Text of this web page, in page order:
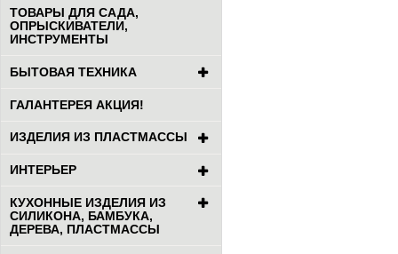
ТОВАРЫ ДЛЯ САДА,
ОПРЫСКИВАТЕЛИ,
ИНСТРУМЕНТЫ
БЫТОВАЯ ТЕХНИКА
ГАЛАНТЕРЕЯ АКЦИЯ!
ИЗДЕЛИЯ ИЗ ПЛАСТМАССЫ
ИНТЕРЬЕР
КУХОННЫЕ ИЗДЕЛИЯ ИЗ
СИЛИКОНА, БАМБУКА,
ДЕРЕВА, ПЛАСТМАССЫ